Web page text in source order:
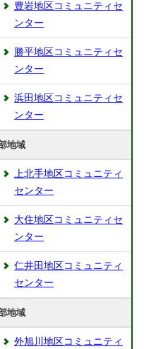
豊岩地区コミュニティセ
ンター
勝平地区コミュニティセ
ンター
浜田地区コミュニティセ
ンター
地域
上北手地区コミュニティ
センター
大住地区コミュニティセ
ンター
仁井田地区コミュニティ
センター
地域
外旭川地区コミュニティ